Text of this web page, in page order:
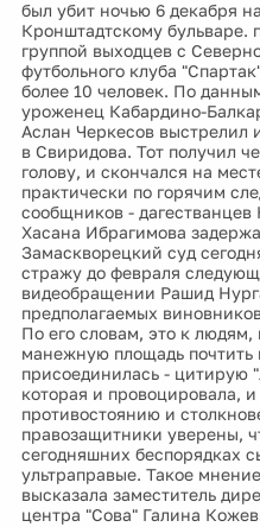
был убит ночью 6 декабря
Кронштадтскому бульваре.
группой выходцев с
футбольного клуба
более 10 человек. По
уроженец Кабардино-
Аслан Черкесов выстрелил
в Свиридова. Тот получил
голову, и скончался на
практически по горячим
сообщников -
Хасана Ибрагимова
Замаскворецкий суд
стражу до февраля
видеобращении Рашид
предполагаемых
По его словам, это к
манежную площадь почтить
присоединилась - цитирую
которая и провоцировала,
противостоянию и
правозащитники уверены,
сегодняшних беспорядках
ультраправые. Такое
высказала заместитель
центра "Сова" Галина